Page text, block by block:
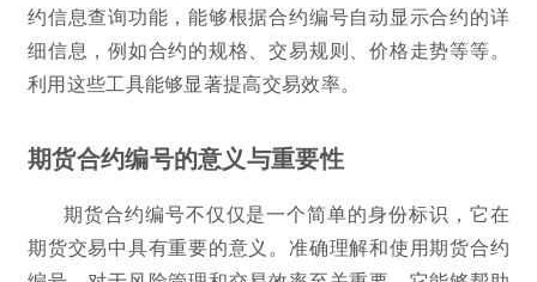
约信息查询功能，能够根据合约编号自动显示合约的详
细信息，例如合约的规格、交易规则、价格走势等等。
利用这些工具能够显著提高交易效率。
期货合约编号的意义与重要性
期货合约编号不仅仅是一个简单的身份标识，它在
期货交易中具有重要的意义。准确理解和使用期货合约